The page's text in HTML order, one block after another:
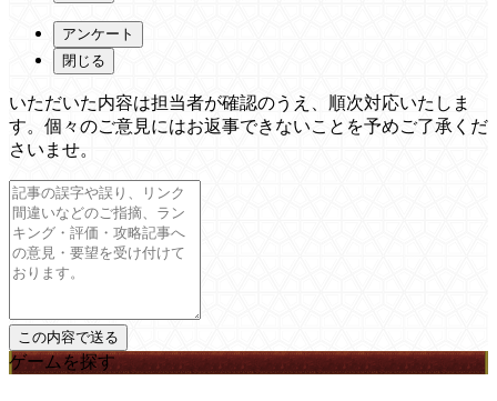
アンケート
閉じる
いただいた内容は担当者が確認のうえ、順次対応いたしま
す。個々のご意見にはお返事できないことを予めご了承くだ
さいませ。
ゲームを探す